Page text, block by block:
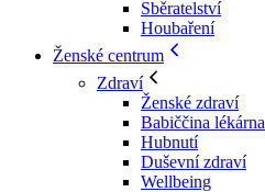
Sběratelství
Houbaření
Ženské centrum
Zdraví
Ženské zdraví
Babiččina lékárna
Hubnutí
Duševní zdraví
Wellbeing